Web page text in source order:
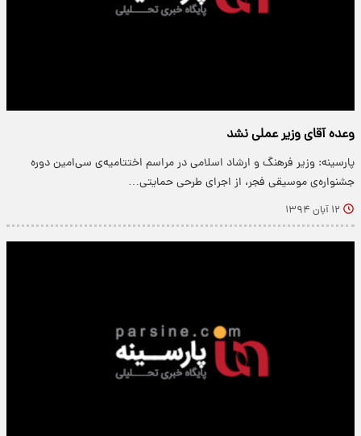
وعده آقای وزیر عملی نشد
پارسینه: وزیر فرهنگ و ارشاد اسلامی در مراسم اختتامیه‌ی سی‌امین دوره
جشنواره‌ی موسیقی فجر، از اجرای طرحی حمایتی…
۱۲ آبان ۱۳۹۴